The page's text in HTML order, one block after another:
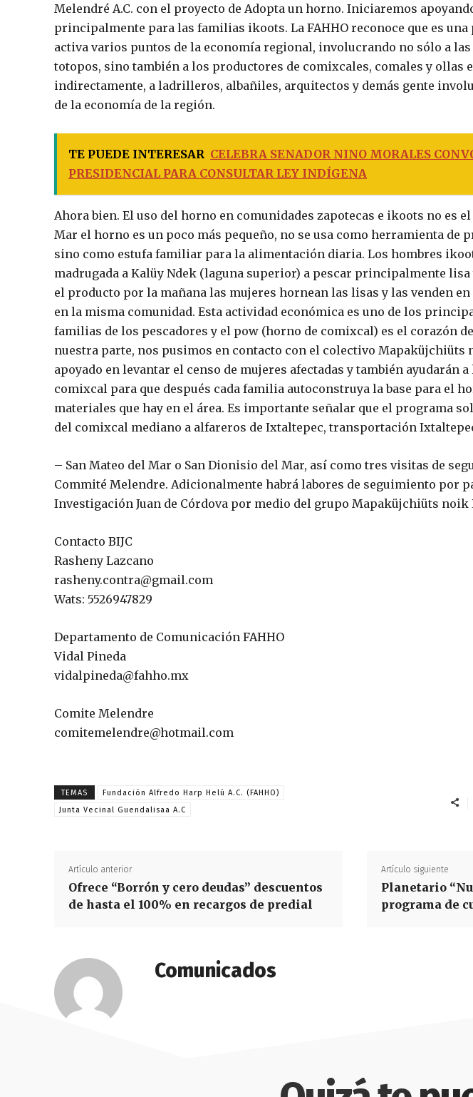
Melendré A.C. con el proyecto de Adopta un horno. Iniciaremos
principalmente para las familias ikoots. La FAHHO reconoce que es una
activa varios puntos de la economía regional, involucrando no sólo a
totopos, sino también a los productores de comixcales, comales y ollas
indirectamente, a ladrilleros, albañiles, arquitectos y demás gente
de la economía de la región.
TE PUEDE INTERESAR CELEBRA SENADOR NINO MORALES
PRESIDENCIAL PARA CONSULTAR LEY INDÍGENA
Ahora bien. El uso del horno en comunidades zapotecas e ikoots no es
Mar el horno es un poco más pequeño, no se usa como herramienta de
sino como estufa familiar para la alimentación diaria. Los hombres
madrugada a Kalüy Ndek (laguna superior) a pescar principalmente
el producto por la mañana las mujeres hornean las lisas y las venden en
en la misma comunidad. Esta actividad económica es uno de los
familias de los pescadores y el pow (horno de comixcal) es el corazón
nuestra parte, nos pusimos en contacto con el colectivo Mapaküjchiüts
apoyado en levantar el censo de mujeres afectadas y también ayudarán a
comixcal para que después cada familia autoconstruya la base para el
materiales que hay en el área. Es importante señalar que el programa
del comixcal mediano a alfareros de Ixtaltepec, transportación
– San Mateo del Mar o San Dionisio del Mar, así como tres visitas de
Commité Melendre. Adicionalmente habrá labores de seguimiento por
Investigación Juan de Córdova por medio del grupo Mapaküjchiüts noik
Contacto BIJC
Rasheny Lazcano
rasheny.contra@gmail.com
Wats: 5526947829
Departamento de Comunicación FAHHO
Vidal Pineda
vidalpineda@fahho.mx
Comite Melendre
comitemelendre@hotmail.com
TEMAS
Fundación Alfredo Harp Helú A.C. (FAHHO)
Junta Vecinal Guendalisaa A.C
Artículo anterior
Ofrece “Borrón y cero deudas” descuentos
de hasta el 100% en recargos de predial
Artículo siguiente
Planetario
programa de
Comunicados